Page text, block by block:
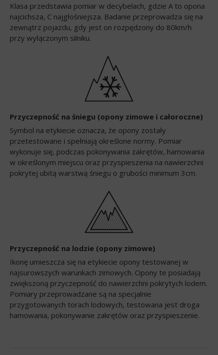
Klasa przedstawia pomiar w decybelach, gdzie A to opona
najcichsza, C najgłośniejsza. Badanie przeprowadza się na
zewnątrz pojazdu, gdy jest on rozpędzony do 80km/h
przy wyłączonym silniku.
Przyczepność na śniegu (opony zimowe i całoroczne)
Symbol na etykiecie oznacza, że opony zostały
przetestowane i spełniają określone normy. Pomiar
wykonuje się, podczas pokonywania zakrętów, hamowania
w określonym miejscu oraz przyspieszenia na nawierzchni
pokrytej ubitą warstwą śniegu o grubości minimum 3cm.
Przyczepność na lodzie (opony zimowe)
Ikonę umieszcza się na etykiecie opony testowanej w
najsurowszych warunkach zimowych. Opony te posiadają
zwiększoną przyczepność do nawierzchni pokrytych lodem.
Pomiary przeprowadzane są na specjalnie
przygotowanych torach lodowych, testowana jest droga
hamowania, pokonywanie zakrętów oraz przyspieszenie.